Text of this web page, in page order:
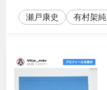
瀬戸康史 有村架純